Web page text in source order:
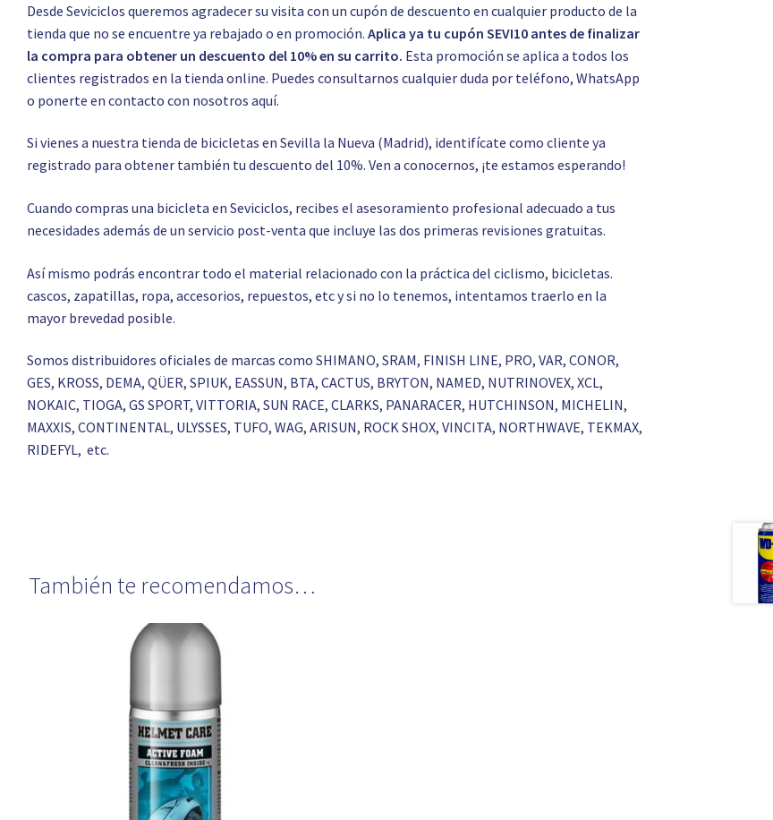
Desde Seviciclos queremos agradecer su visita con un cupón de descuento en cualquier producto de la
tienda que no se encuentre ya rebajado o en promoción.Aplica ya tu cupón SEVI10 antes de finalizar
la compra para obtener un descuento del 10% en su carrito. Esta promoción se aplica a todos los
clientes registrados en la tienda online. Puedes consultarnos cualquier duda por teléfono, WhatsApp
o ponerte en contacto con nosotrosaquí.
Si vienes a nuestra tienda de bicicletas en Sevilla la Nueva (Madrid), identifícate como cliente ya
registrado para obtener también tu descuento del 10%. Ven a conocernos, ¡te estamos esperando!
Cuando compras una bicicleta en Seviciclos, recibes el asesoramiento profesional adecuado a tus
necesidades además de un servicio post-venta que incluye las dos primeras revisiones gratuitas.
Así mismo podrás encontrar todo el material relacionado con la práctica del ciclismo, bicicletas.
cascos, zapatillas, ropa, accesorios, repuestos, etc y si no lo tenemos, intentamos traerlo en la
mayor brevedad posible.
Somos distribuidores oficiales de marcas como SHIMANO, SRAM, FINISH LINE, PRO, VAR, CONOR,
GES, KROSS, DEMA, QÜER, SPIUK, EASSUN, BTA, CACTUS, BRYTON, NAMED, NUTRINOVEX, XCL,
NOKAIC, TIOGA, GS SPORT, VITTORIA, SUN RACE, CLARKS, PANARACER, HUTCHINSON, MICHELIN,
MAXXIS, CONTINENTAL, ULYSSES, TUFO, WAG, ARISUN, ROCK SHOX, VINCITA, NORTHWAVE, TEKMAX,
RIDEFYL, etc.
También te recomendamos…